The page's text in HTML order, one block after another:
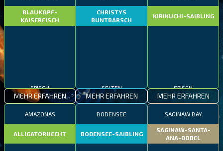
BLAUKOPF-
KAISERFISCH
EPISCH
MEHR ERFAHREN
CHRISTYS
BUNTBARSCH
SELTEN
MEHR ERFAHREN
KIRIKUCHI-SAIBLING
EPISCH
MEHR ERFAHREN
AMAZONAS
ALLIGATORHECHT
BODENSEE
BODENSEE-SAIBLING
SAGINAW BAY
SAGINAW-SANTA-
ANA-DÖBEL